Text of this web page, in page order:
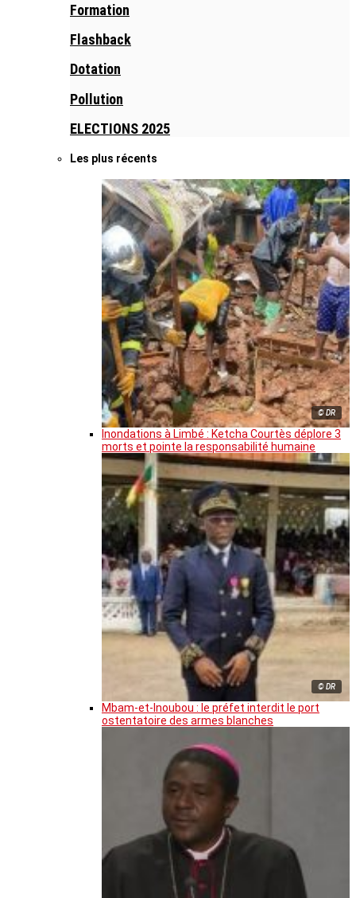
Formation
Flashback
Dotation
Pollution
ELECTIONS 2025
Les plus récents
© DR
Inondations à Limbé : Ketcha Courtès déplore 3
morts et pointe la responsabilité humaine
© DR
Mbam-et-Inoubou : le préfet interdit le port
ostentatoire des armes blanches